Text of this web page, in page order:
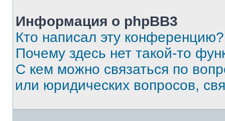
Информация о phpBB3
Кто написал эту конференцию?
Почему здесь нет такой-то
С кем можно связаться по
или юридических вопросов,